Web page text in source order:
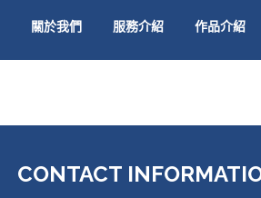
關於我們 服務介紹 作品介紹
CONTACT